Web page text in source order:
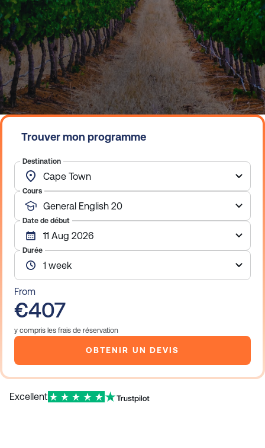
Trouver mon programme
Destination
Cours
Date de début
Durée
From
€407
y compris les frais de réservation
OBTENIR UN DEVIS
Excellent